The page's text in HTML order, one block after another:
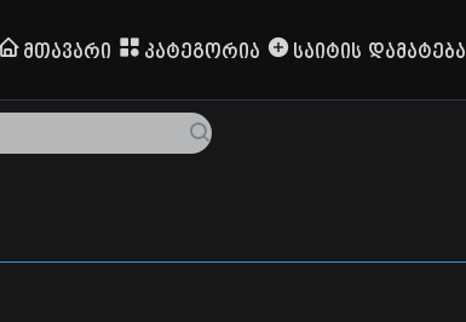
Მთავარი Კატეგორია Საიტის Დამატება